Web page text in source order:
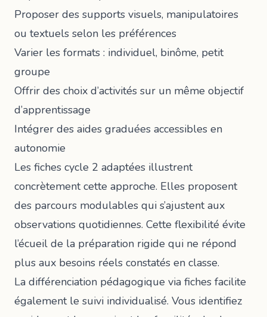
Proposer des supports visuels, manipulatoires
ou textuels selon les préférences
Varier les formats : individuel, binôme, petit
groupe
Offrir des choix d’activités sur un même objectif
d’apprentissage
Intégrer des aides graduées accessibles en
autonomie
Les fiches cycle 2 adaptées illustrent
concrètement cette approche. Elles proposent
des parcours modulables qui s’ajustent aux
observations quotidiennes. Cette flexibilité évite
l’écueil de la préparation rigide qui ne répond
plus aux besoins réels constatés en classe.
La différenciation pédagogique via fiches facilite
également le suivi individualisé. Vous identifiez